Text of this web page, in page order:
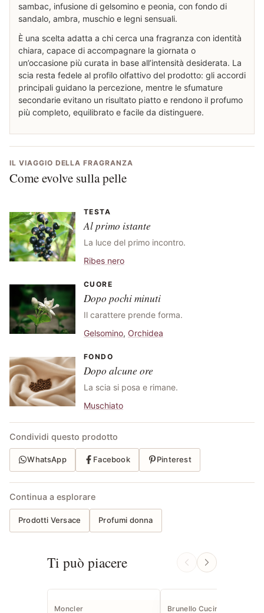
sambac, infusione di gelsomino e peonia, con fondo di
sandalo, ambra, muschio e legni sensuali.
È una scelta adatta a chi cerca una fragranza con identità
chiara, capace di accompagnare la giornata o
un’occasione più curata in base all’intensità desiderata. La
scia resta fedele al profilo olfattivo del prodotto: gli accordi
principali guidano la percezione, mentre le sfumature
secondarie evitano un risultato piatto e rendono il profumo
più completo, equilibrato e facile da distinguere.
IL VIAGGIO DELLA FRAGRANZA
Come evolve sulla pelle
TESTA
Al primo istante
La luce del primo incontro.
Ribes nero
CUORE
Dopo pochi minuti
Il carattere prende forma.
Gelsomino, Orchidea
FONDO
Dopo alcune ore
La scia si posa e rimane.
Muschiato
Condividi questo prodotto
WhatsApp Facebook Pinterest
Continua a esplorare
Prodotti Versace Profumi donna
Ti può piacere
Moncler Brunello Cucinelli